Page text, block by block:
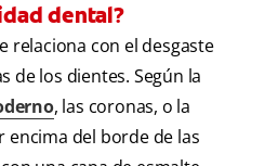
dental?
relaciona con el desgaste
de los dientes. Según la
, las coronas, o la
encima del borde de las